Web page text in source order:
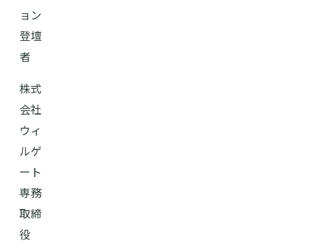
ョン
登壇
者
株式
会社
ウィ
ルゲ
ート
専務
取締
役